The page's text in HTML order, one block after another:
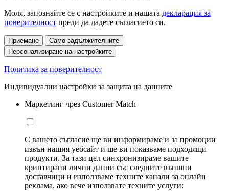
Моля, запознайте се с настройките и нашата декларация за
поверителност преди да дадете съгласието си.
Приемане
Само задължителните
Персонализиране на настройките
Политика за поверителност
Индивидуални настройки за защита на данните
Маркетинг чрез Customer Match
С вашето съгласие ще ви информираме и за промоции
извън нашия уебсайт и ще ви показваме подходящи
продукти. За тази цел синхронизираме вашите
криптирани лични данни със следните външни
доставчици и използваме техните канали за онлайн
реклама, ако вече използвате техните услуги: